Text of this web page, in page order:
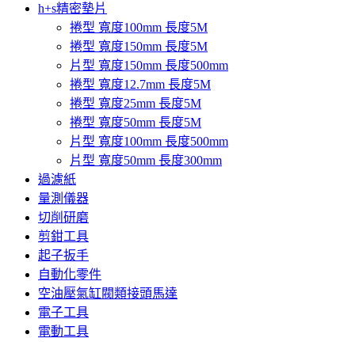
h+s精密墊片
捲型 寬度100mm 長度5M
捲型 寬度150mm 長度5M
片型 寬度150mm 長度500mm
捲型 寬度12.7mm 長度5M
捲型 寬度25mm 長度5M
捲型 寬度50mm 長度5M
片型 寬度100mm 長度500mm
片型 寬度50mm 長度300mm
過濾紙
量測儀器
切削研磨
剪鉗工具
起子扳手
自動化零件
空油壓氣缸閥類接頭馬達
電子工具
電動工具